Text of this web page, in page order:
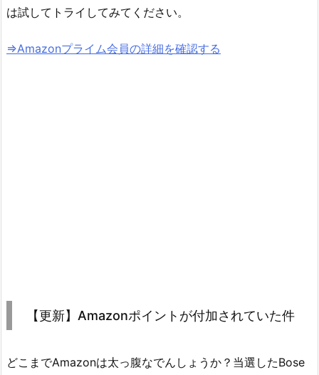
は試してトライしてみてください。
⇒Amazonプライム会員の詳細を確認する
【更新】Amazonポイントが付加されていた件
どこまでAmazonは太っ腹なでんしょうか？当選したBose